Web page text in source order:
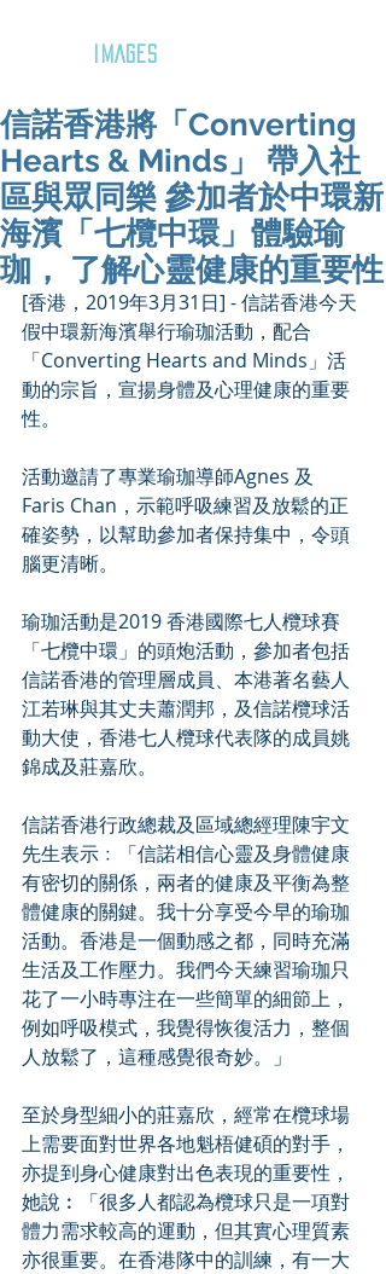
IMAGES
信諾香港將「Converting
Hearts & Minds」 帶入社
區與眾同樂 參加者於中環新
海濱「七欖中環」體驗瑜
珈， 了解心靈健康的重要性
[香港，2019年3月31日] - 信諾香港今天
假中環新海濱舉行瑜珈活動，配合
「Converting Hearts and Minds」活
動的宗旨，宣揚身體及心理健康的重要
性。
活動邀請了專業瑜珈導師Agnes 及
Faris Chan，示範呼吸練習及放鬆的正
確姿勢，以幫助參加者保持集中，令頭
腦更清晰。
瑜珈活動是2019 香港國際七人欖球賽
「七欖中環」的頭炮活動，參加者包括
信諾香港的管理層成員、本港著名藝人
江若琳與其丈夫蕭潤邦，及信諾欖球活
動大使，香港七人欖球代表隊的成員姚
錦成及莊嘉欣。
信諾香港行政總裁及區域總經理陳宇文
先生表示﹕「信諾相信心靈及身體健康
有密切的關係，兩者的健康及平衡為整
體健康的關鍵。我十分享受今早的瑜珈
活動。香港是一個動感之都，同時充滿
生活及工作壓力。我們今天練習瑜珈只
花了一小時專注在一些簡單的細節上，
例如呼吸模式，我覺得恢復活力，整個
人放鬆了，這種感覺很奇妙。」
至於身型細小的莊嘉欣，經常在欖球場
上需要面對世界各地魁梧健碩的對手，
亦提到身心健康對出色表現的重要性，
她說︰「很多人都認為欖球只是一項對
體力需求較高的運動，但其實心理質素
亦很重要。在香港隊中的訓練，有一大